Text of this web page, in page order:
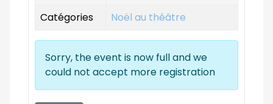
Catégories Noël au théâtre
Sorry, the event is now full and we
could not accept more registration